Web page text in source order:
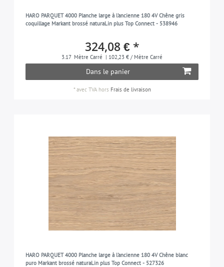
HARO PARQUET 4000 Planche large à l'ancienne 180 4V Chêne gris
coquillage Markant brossé naturaLin plus Top Connect - 538946
324,08 € *
3.17 Mètre Carré | 102,23 € / Mètre Carré
Dans le panier
*avec TVAhors Frais de livraison
HARO PARQUET 4000 Planche large à l'ancienne 180 4V Chêne blanc
puro Markant brossé naturaLin plus Top Connect - 527326